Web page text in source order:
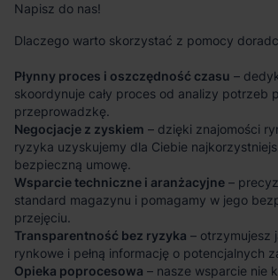
Napisz do nas!
Dlaczego warto skorzystać z pomocy
Płynny proces i oszczędność czasu –
skoordynuje cały proces od analizy potrzeb
przeprowadzkę.
Negocjacje z zyskiem – dzięki znajomości
ryzyka uzyskujemy dla Ciebie
bezpieczną umowę.
Wsparcie techniczne i aranżacyjne –
standard magazynu i pomagamy w jego
przejęciu.
Transparentność bez ryzyka – otrzymujesz
rynkowe i pełną informację o potencjalnych
Opieka poprocesowa – nasze wsparcie nie